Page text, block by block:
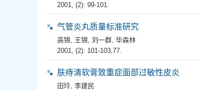
2001, (2): 99-101.
气管炎丸质量标准研究
高锦, 王锦, 刘一群, 毕森林
2001, (2): 101-103,77.
肤痔清软膏致重症面部过敏性皮炎
田玲, 李建民